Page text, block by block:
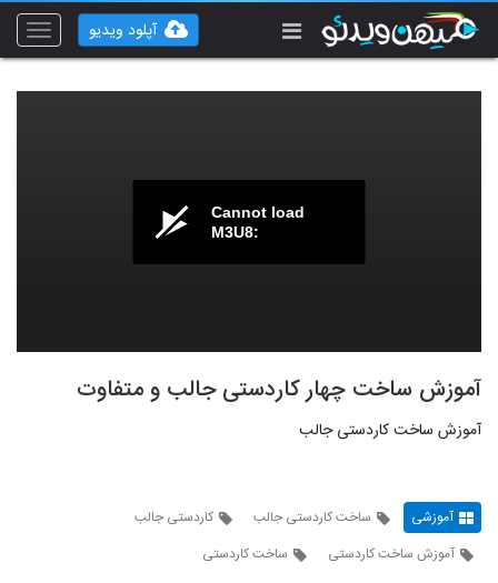
Toggle
آپلود ویدیو
Cannot load
M3U8:
آموزش ساخت چهار کاردستی جالب و متفاوت
آموزش ساخت کاردستی جالب
آموزشی ساخت کاردستی جالب
کاردستی جالب
آموزش ساخت کاردستی
ساخت کاردستی